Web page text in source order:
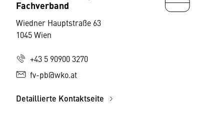
Fachverband
Wiedner Hauptstraße 63
1045 Wien
+43 5 90900 3270
fv-pb@wko.at
Detaillierte Kontaktseite